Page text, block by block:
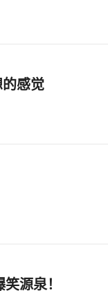
感觉
源泉！